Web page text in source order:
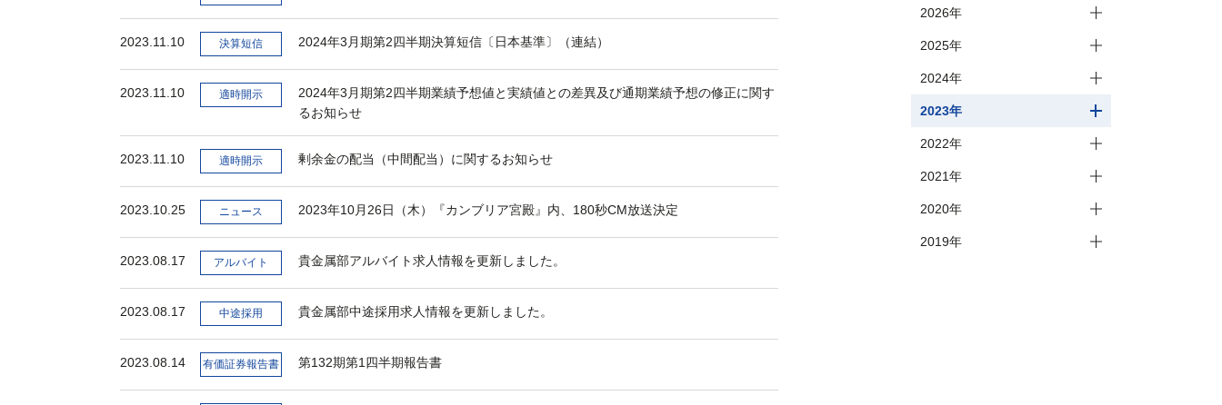
2023.11.10 決算短信 2024年3月期第2四半期決算短信〔日本基準〕（連結）
2023.11.10 適時開示
2024年3月期第2四半期業績予想値と実績値との差異及び通期業績予想の修正に関す
るお知らせ
2023.11.10 適時開示 剰余金の配当（中間配当）に関するお知らせ
2023.10.25 ニュース 2023年10月26日（木）『カンブリア宮殿』内、180秒CM放送決定
2023.08.17 アルバイト 貴金属部アルバイト求人情報を更新しました。
2023.08.17 中途採用 貴金属部中途採用求人情報を更新しました。
2023.08.14 有価証券報告書 第132期第1四半期報告書
2026年
2025年
2024年
2023年
2022年
2021年
2020年
2019年